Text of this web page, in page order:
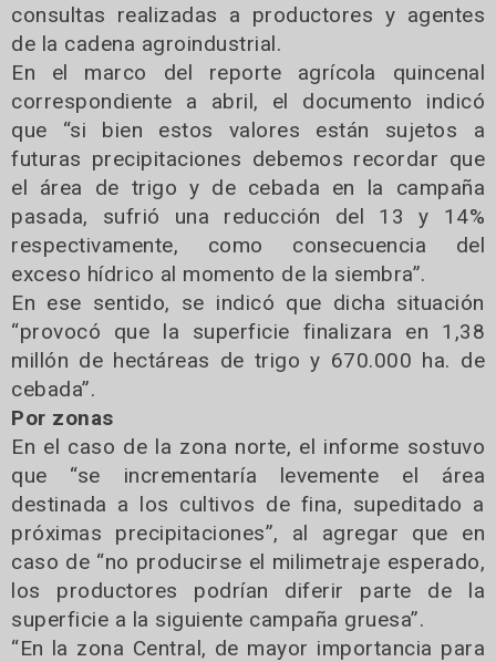
consultas realizadas a productores y agentes
de la cadena agroindustrial.
En el marco del reporte agrícola quincenal
correspondiente a abril, el documento indicó
que “si bien estos valores están sujetos a
futuras precipitaciones debemos recordar que
el área de trigo y de cebada en la campaña
pasada, sufrió una reducción del 13 y 14%
respectivamente, como consecuencia del
exceso hídrico al momento de la siembra”.
En ese sentido, se indicó que dicha situación
“provocó que la superficie finalizara en 1,38
millón de hectáreas de trigo y 670.000 ha. de
cebada”.
Por zonas
En el caso de la zona norte, el informe sostuvo
que “se incrementaría levemente el área
destinada a los cultivos de fina, supeditado a
próximas precipitaciones”, al agregar que en
caso de “no producirse el milimetraje esperado,
los productores podrían diferir parte de la
superficie a la siguiente campaña gruesa”.
“En la zona Central, de mayor importancia para